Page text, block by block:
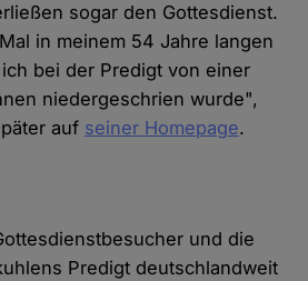
sogar den Gottesdienst.
in meinem 54 Jahre langen
bei der Predigt von einer
niedergeschrien wurde",
auf seiner Homepage.
und die
Predigt deutschlandweit